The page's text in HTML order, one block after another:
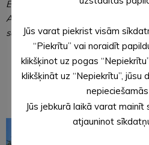
Evita Aploka,
Alūksnes novada pašvaldības
sabiedrisko attiecību speciāliste
Jūs varat piekrist visām
“Piekrītu” vai noraidīt
klikšķinot uz pogas
klikšķināt uz “Nepiekrītu”,
Jūs jebkurā laikā varat mainīt
atjauninot